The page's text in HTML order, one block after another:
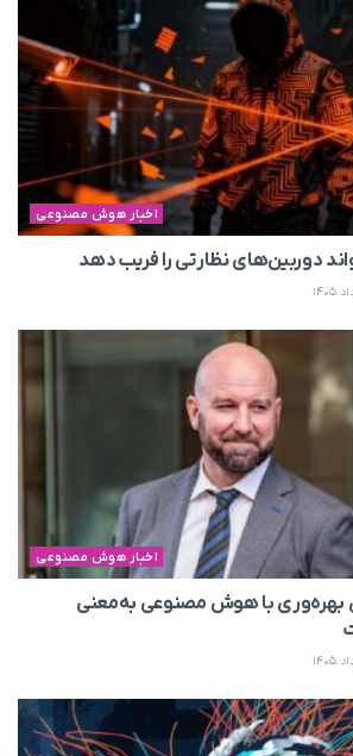
اخبار هوش مصنوعی
دوربین‌های نظارتی را فریب دهد
اخبار هوش مصنوعی
بهره‌وری با هوش مصنوعی به‌معنی